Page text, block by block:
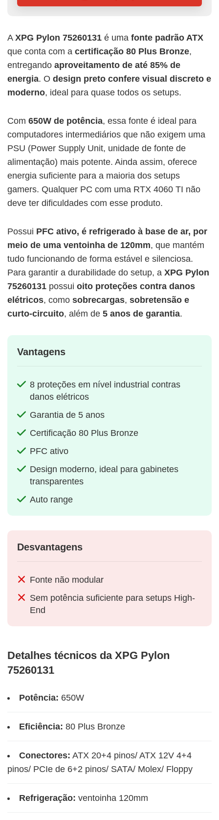
A XPG Pylon 75260131 é uma fonte padrão ATX
que conta com a certificação 80 Plus Bronze,
entregando aproveitamento de até 85% de
energia. O design preto confere visual discreto e
moderno, ideal para quase todos os setups.
Com 650W de potência, essa fonte é ideal para
computadores intermediários que não exigem uma
PSU (Power Supply Unit, unidade de fonte de
alimentação) mais potente. Ainda assim, oferece
energia suficiente para a maioria dos setups
gamers. Qualquer PC com uma RTX 4060 TI não
deve ter dificuldades com esse produto.
Possui PFC ativo, é refrigerado à base de ar, por
meio de uma ventoinha de 120mm, que mantém
tudo funcionando de forma estável e silenciosa.
Para garantir a durabilidade do setup, a XPG Pylon
75260131 possui oito proteções contra danos
elétricos, como sobrecargas, sobretensão e
curto-circuito, além de 5 anos de garantia.
Vantagens
8 proteções em nível industrial contras
danos elétricos
Garantia de 5 anos
Certificação 80 Plus Bronze
PFC ativo
Design moderno, ideal para gabinetes
transparentes
Auto range
Desvantagens
Fonte não modular
Sem potência suficiente para setups High-
End
Detalhes técnicos da XPG Pylon
75260131
Potência: 650W
Eficiência: 80 Plus Bronze
Conectores: ATX 20+4 pinos/ ATX 12V 4+4
pinos/ PCIe de 6+2 pinos/ SATA/ Molex/ Floppy
Refrigeração: ventoinha 120mm